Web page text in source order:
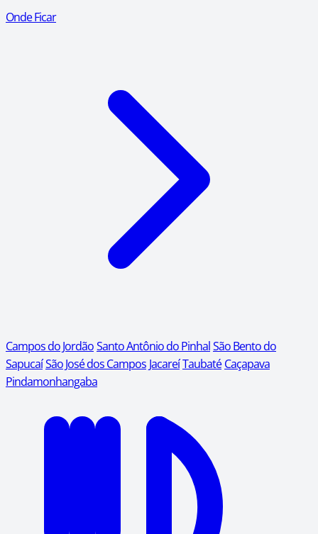
Onde Ficar
Campos do JordãoSanto Antônio do PinhalSão Bento do
SapucaíSão José dos Campos JacareíTaubaté Caçapava
Pindamonhangaba